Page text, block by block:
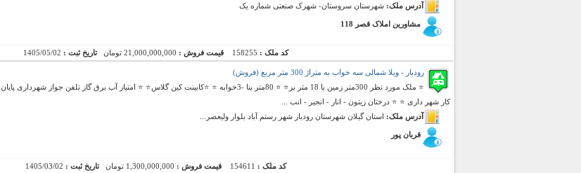
آدرس ملک: شهرستان سروستان- شهرک صنعتی شماره یک
مشاورین املاک قصر 118
کد ملک : 158255 قیمت فروش : 21,000,000,000 تومان تاریخ ثبت : 1405/05/02
رودبار - ویلا شمالی سه خواب به متراژ 300 متر مربع (فروش)
⭐ ملک مورد نظر 300متر زمین با 18 متر بر⭐ ⭐ 80متر بنا -3خوابه ⭐ ⭐کابینت کین گلاس⭐ ⭐ امتیاز آب برق گاز تلفن جواز شهرداری پایان
کار شهر داری ⭐ ⭐ درختان زیتون - انار - انجیر - انب ...
آدرس ملک: استان گیلان شهرستان رودبار شهر رستم آباد بلوار ولیعصر...
قربان پور
کد ملک : 154611 قیمت فروش : 1,300,000,000 تومان تاریخ ثبت : 1405/03/02